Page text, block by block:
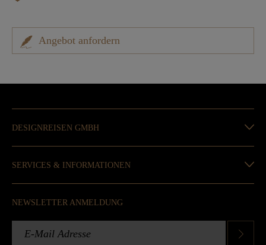
Angebot anfordern
DESIGNREISEN GMBH
SERVICES & INFORMATIONEN
NEWSLETTER ANMELDUNG